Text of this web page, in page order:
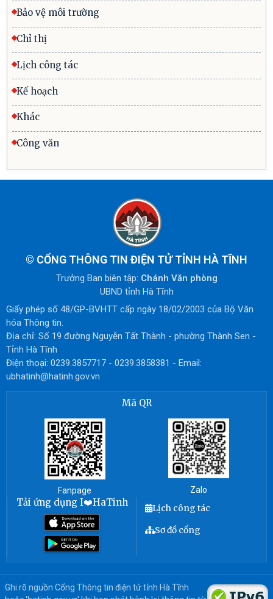
Bảo vệ môi trường
Chỉ thị
Lịch công tác
Kế hoạch
Khác
Công văn
© CỔNG THÔNG TIN ĐIỆN TỬ TỈNH HÀ TĨNH
Trưởng Ban biên tập: Chánh Văn phòng
UBND tỉnh Hà Tĩnh
Giấy phép số 48/GP-BVHTT cấp ngày 18/02/2003 của Bộ Văn
hóa Thông tin.
Địa chỉ: Số 19 đường Nguyễn Tất Thành - phường Thành Sen -
Tỉnh Hà Tĩnh
Điện thoại: 0239.3857717 - 0239.3858381 - Email:
ubhatinh@hatinh.gov.vn
Mã QR
Fanpage Zalo
Tải ứng dụng I❤️HaTinh
Lịch công tác
Sơ đồ cổng
Ghi rõ nguồn Cổng Thông tin điện tử tỉnh Hà Tĩnh